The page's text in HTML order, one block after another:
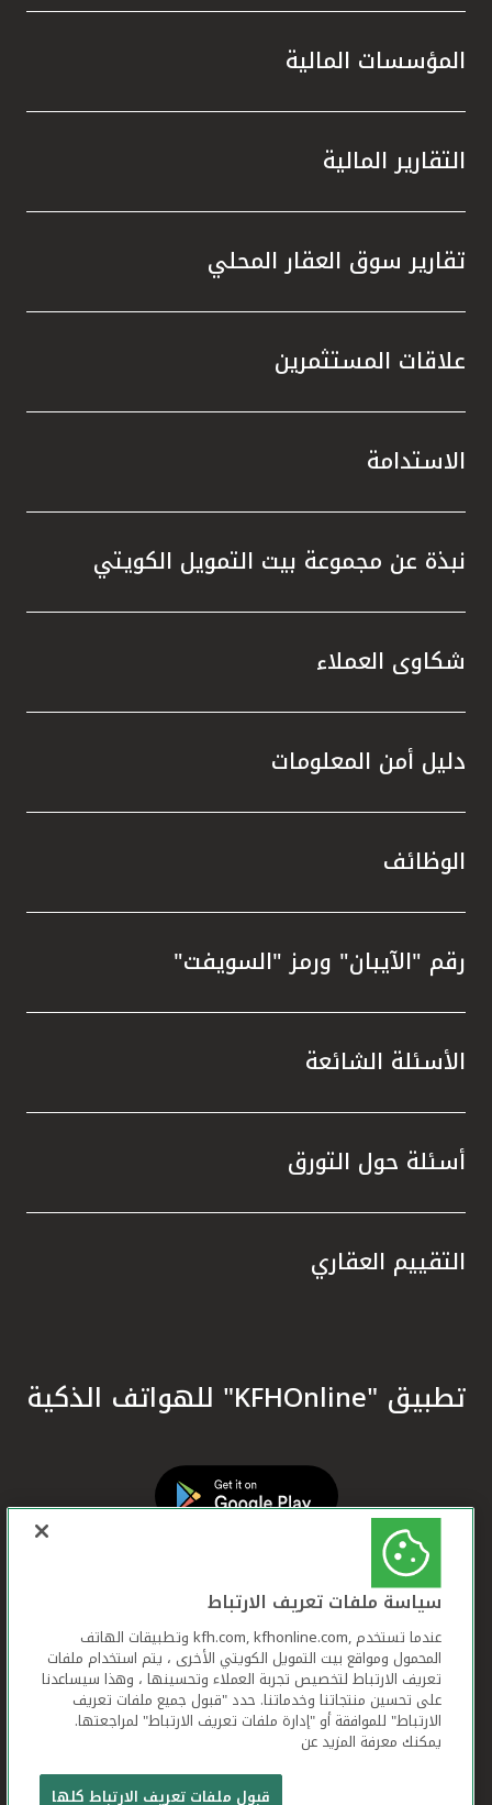
المؤسسات المالية
التقارير المالية
تقارير سوق العقار المحلي
علاقات المستثمرين
الاستدامة
نبذة عن مجموعة بيت التمويل الكويتي
شكاوى العملاء
دليل أمن المعلومات
الوظائف
رقم "الآيبان" ورمز "السويفت"
الأسئلة الشائعة
أسئلة حول التورق
التقييم العقاري
تطبيق "KFHOnline" للهواتف الذكية
بيت التمويل الكويتي جميع الحقوق محفوظة © 2026
سياسة ملفات تعريف الارتباط
عندما تستخدم ,kfh.com, kfhonline.com وتطبيقات الهاتف
المحمول ومواقع بيت التمويل الكويتي الأخرى ، يتم استخدام ملفات
تعريف الارتباط لتخصيص تجربة العملاء وتحسينها ، وهذا سيساعدنا
على تحسين منتجاتنا وخدماتنا. حدد "قبول جميع ملفات تعريف
الارتباط" للموافقة أو "إدارة ملفات تعريف الارتباط" لمراجعتها.
يمكنك معرفة المزيد عن
قبول ملفات تعريف الارتباط كلها